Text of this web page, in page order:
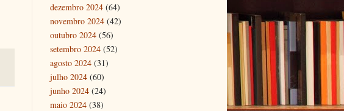
dezembro 2024 (64)
novembro 2024 (42)
outubro 2024 (56)
setembro 2024 (52)
agosto 2024 (31)
julho 2024 (60)
junho 2024 (24)
maio 2024 (38)